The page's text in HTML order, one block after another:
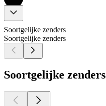
Soortgelijke zenders
Soortgelijke zenders
Soortgelijke zenders